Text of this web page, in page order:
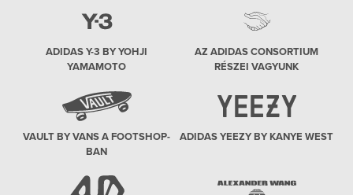
ADIDAS Y-3 BY YOHJI
YAMAMOTO
AZ ADIDAS CONSORTIUM
RÉSZEI VAGYUNK
VAULT BY VANS A FOOTSHOP-
BAN
ADIDAS YEEZY BY KANYE WEST